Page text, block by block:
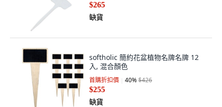
$265
缺貨
softholic 簡約花盆植物名牌名牌 12
入, 混合顏色
首購折扣價 40%$426
$255
缺貨